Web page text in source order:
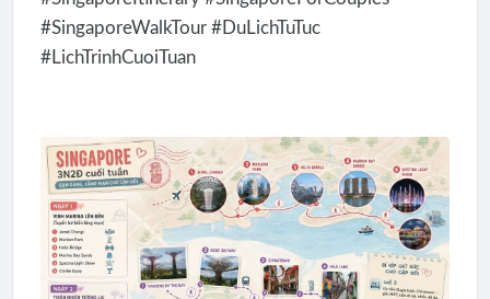
#SingaporeWalkTour #DuLichTuTuc
#LichTrinhCuoiTuan